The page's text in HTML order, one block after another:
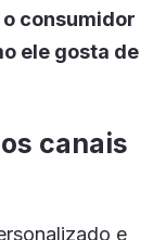
consumidor
ele gosta de
canais
e